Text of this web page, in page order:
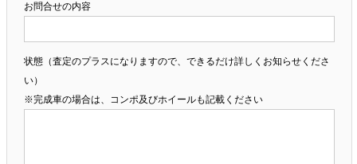
お問合せの内容
状態（査定のプラスになりますので、できるだけ詳しくお知らせくださ
い）
※完成車の場合は、コンポ及びホイールも記載ください